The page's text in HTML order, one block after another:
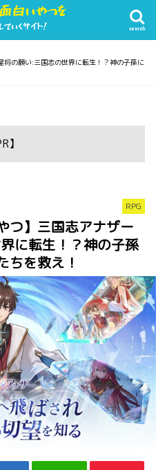
search
将の願い:三国志の世界に転生！？神の子孫に
】
RPG
つ】三国志アナザー
に転生！？神の子孫
ちを救え！